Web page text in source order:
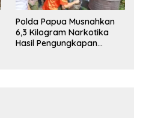
Polda Papua Musnahkan
6,3 Kilogram Narkotika
Hasil Pengungkapan